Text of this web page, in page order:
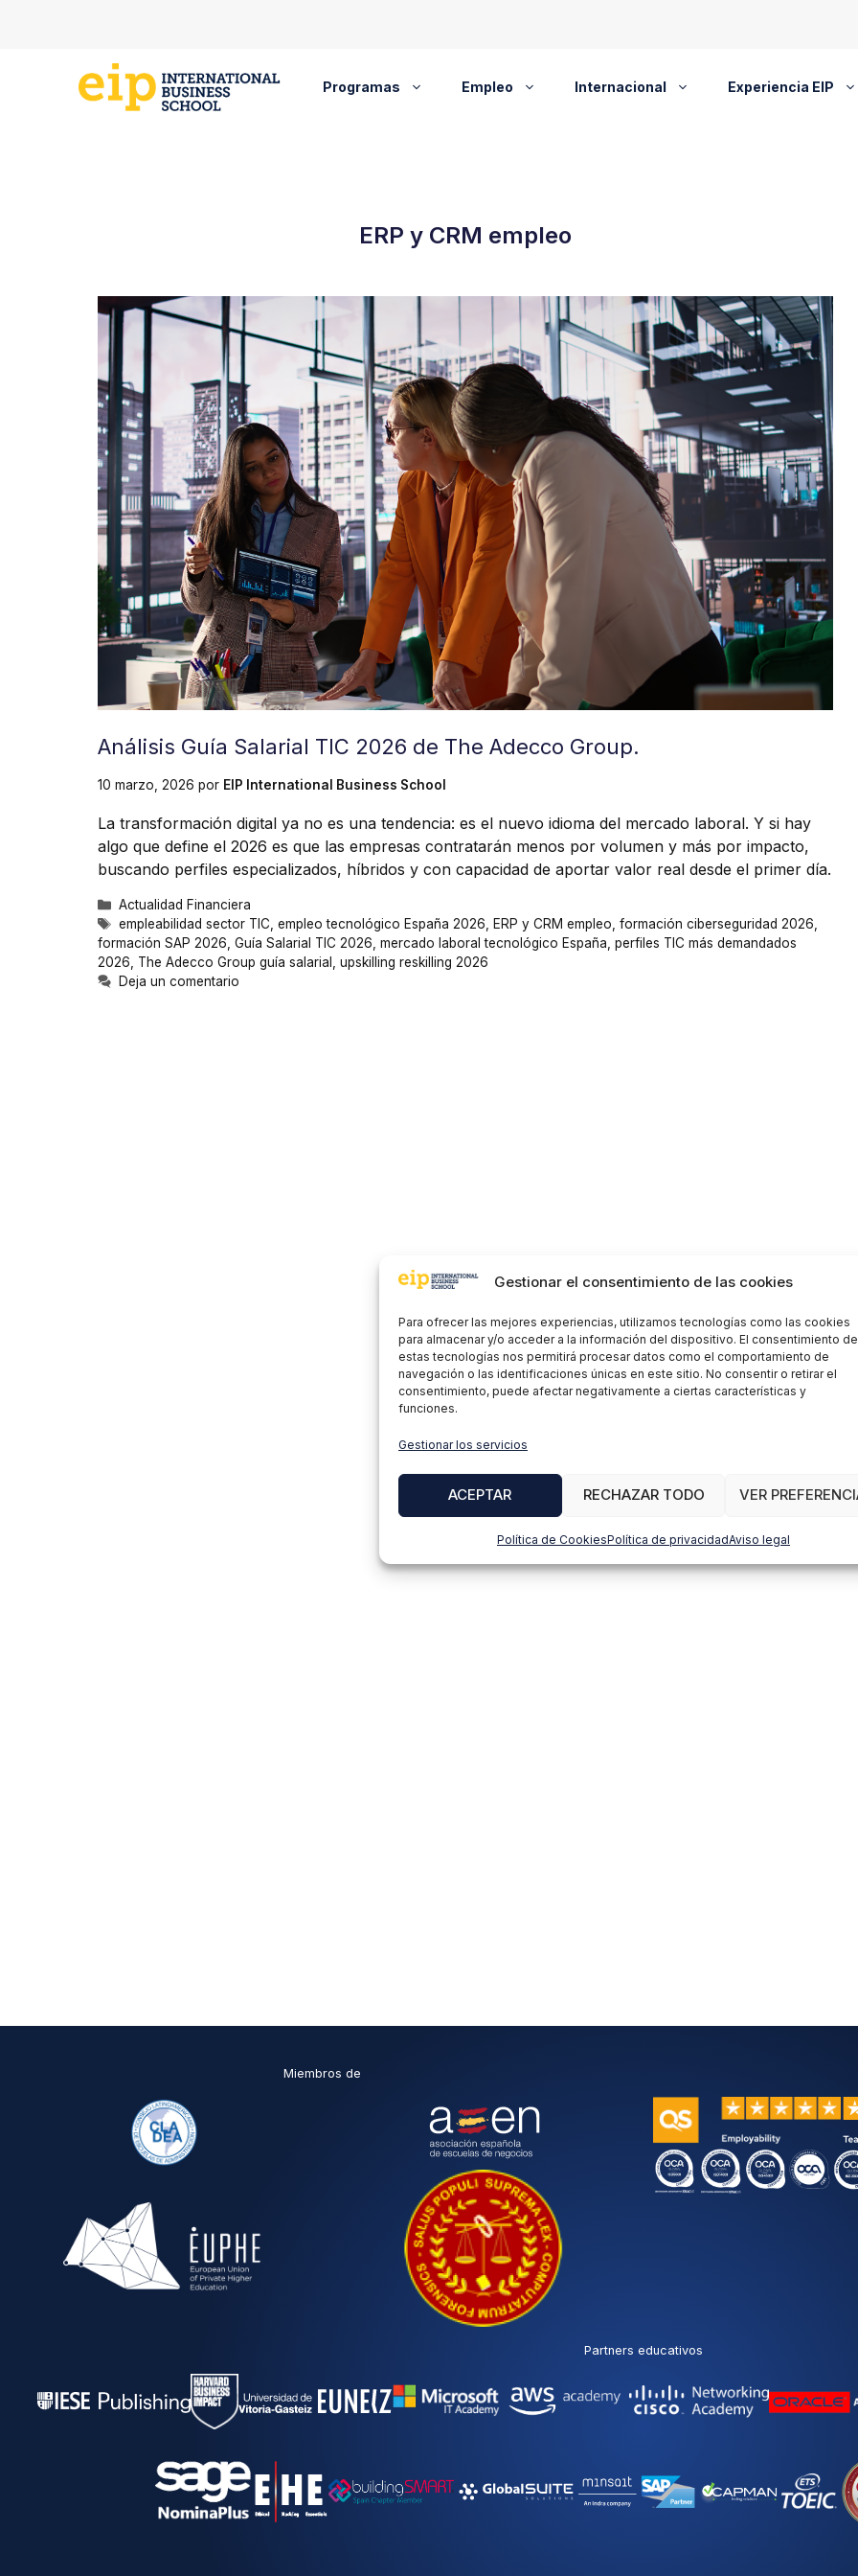
Gestionar el consentimiento de las cookies
Para ofrecer las mejores experiencias, utilizamos tecnologías como las cookies
para almacenar y/o acceder a la información del dispositivo. El consentimiento de
estas tecnologías nos permitirá procesar datos como el comportamiento de
navegación o las identificaciones únicas en este sitio. No consentir o retirar el
consentimiento, puede afectar negativamente a ciertas características y
funciones.
Gestionar los servicios
ACEPTAR RECHAZAR TODO VER
Política de CookiesPolítica de privacidadAviso legal
Programas Empleo Internacional Experiencia EIP
ERP y CRM empleo
Análisis Guía Salarial TIC 2026 de The Adecco Group.
10 marzo, 2026 por EIP International Business School
La transformación digital ya no es una tendencia: es el nuevo idioma del mercado laboral. Y si hay
algo que define el 2026 es que las empresas contratarán menos por volumen y más por impacto,
buscando perfiles especializados, híbridos y con capacidad de aportar valor real desde el primer día.
Categorías
Actualidad Financiera
Etiquetas
empleabilidad sector TIC empleo tecnológico España 2026 ERP y CRM empleo formación ciberseguridad 2026
formación SAP 2026 Guía Salarial TIC 2026 mercado laboral tecnológico España perfiles TIC más demandados
2026
The Adecco Group guía salarial
upskilling reskilling 2026
Deja un comentario
Miembros de
Partners educativos